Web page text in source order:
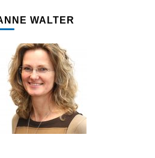
WALTER